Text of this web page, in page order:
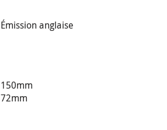
Émission anglaise
150mm
72mm